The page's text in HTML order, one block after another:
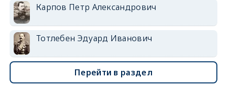
Карпов Петр Александрович
Тотлебен Эдуард Иванович
Перейти в раздел